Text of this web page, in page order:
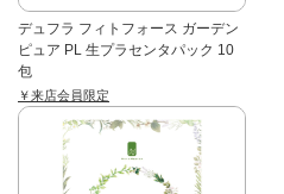
デュフラ フィトフォース ガーデン
ピュア PL 生プラセンタパック 10
包
￥来店会員限定